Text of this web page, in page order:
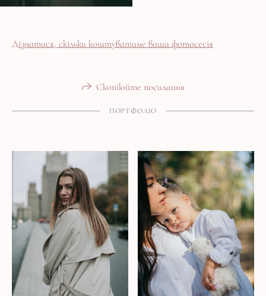
Дізнатися, скільки коштуватиме ваша фотосесія
Скопіюйте посилання
ПОРТФОЛІО